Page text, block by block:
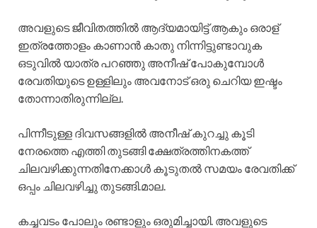
അവളുടെ ജീവിതത്തിൽ ആദ്യമായിട്ട് ആകും ഒരാള്
ഇത്രത്തോളം കാണാൻ കാതു നിന്നിട്ടുണ്ടാവുക
ഒടുവിൽ യാത്ര പറഞ്ഞു അനീഷ് പോകുമ്പോൾ
രേവതിയുടെ ഉള്ളിലും അവനോട് ഒരു ചെറിയ ഇഷ്ടം
തോന്നാതിരുന്നില്ല.
പിന്നീടുള്ള ദിവസങ്ങളിൽ അനീഷ് കുറച്ചു കൂടി
നേരത്തെ എത്തി തുടങ്ങി ക്ഷേത്രത്തിനകത്ത്
ചിലവഴിക്കുന്നതിനേക്കാൾ കൂടുതൽ സമയം രേവതിക്ക്
ഒപ്പം ചിലവഴിച്ചു തുടങ്ങി.മാല.
കച്ചവടം പോലും രണ്ടാളും ഒരുമിച്ചായി. അവളുടെ